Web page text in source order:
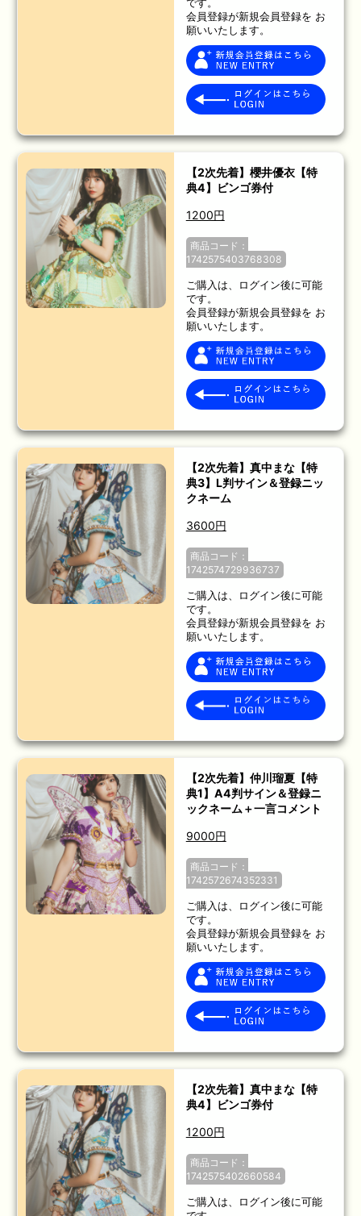
です。
会員登録が新規会員登録を お
願いいたします。
【2次先着】櫻井優衣【特
典4】ビンゴ券付
1200円
商品コード：
1742575403768308
ご購入は、ログイン後に可能
です。
会員登録が新規会員登録を お
願いいたします。
【2次先着】真中まな【特
典3】L判サイン＆登録ニッ
クネーム
3600円
商品コード：
1742574729936737
ご購入は、ログイン後に可能
です。
会員登録が新規会員登録を お
願いいたします。
【2次先着】仲川瑠夏【特
典1】A4判サイン＆登録ニ
ックネーム＋一言コメント
9000円
商品コード：
1742572674352331
ご購入は、ログイン後に可能
です。
会員登録が新規会員登録を お
願いいたします。
【2次先着】真中まな【特
典4】ビンゴ券付
1200円
商品コード：
1742575402660584
ご購入は、ログイン後に可能